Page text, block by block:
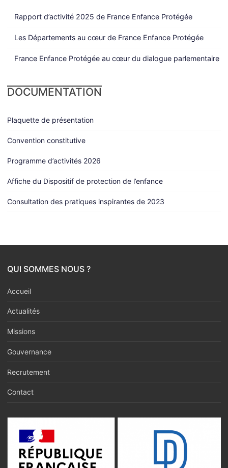
Rapport d’activité 2025 de France Enfance Protégée
Les Départements au cœur de France Enfance Protégée
France Enfance Protégée au cœur du dialogue parlementaire
DOCUMENTATION
Plaquette de présentation
Convention constitutive
Programme d’activités 2026
Affiche du Dispositif de protection de l’enfance
Consultation des pratiques inspirantes de 2023
QUI SOMMES NOUS ?
Accueil
Actualités
Missions
Gouvernance
Recrutement
Contact